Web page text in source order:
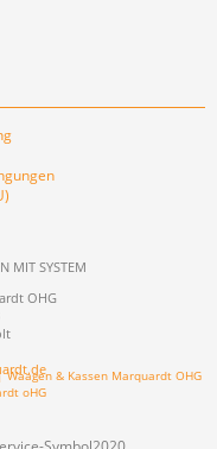
MIT SYSTEM
OHG
& Kassen Marquardt OHG
oHG